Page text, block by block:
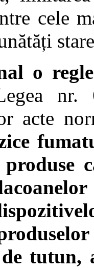
cele
o
nr.
acte
tutun,